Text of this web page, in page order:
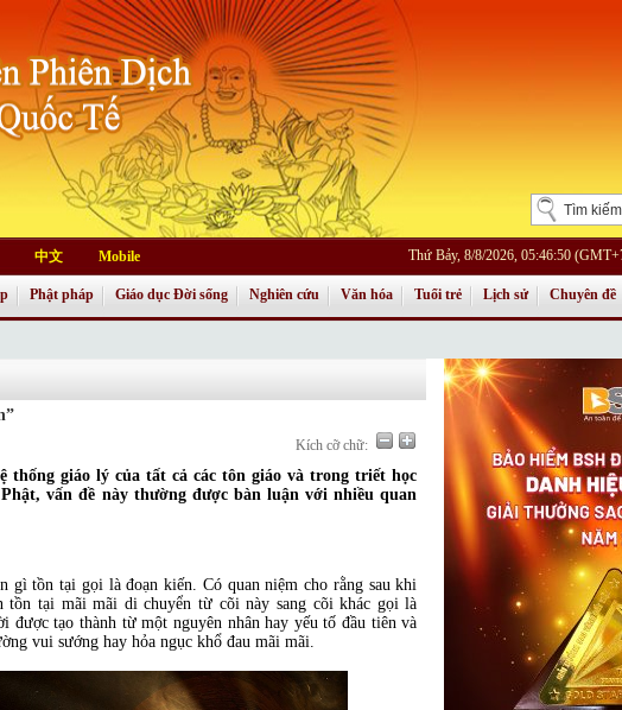
中文 Mobile Thứ Bảy, 8/8/2026, 05:46:50
Phật pháp Giáo dục Đời sống Nghiên cứu Văn hóa Tuổi trẻ Lịch sử Chuyên đề
Kích cỡ chữ:
thống giáo lý của tất cả các tôn giáo và trong triết học
vấn đề này thường được bàn luận với nhiều quan
gì tồn tại gọi là đoạn kiến. Có quan niệm cho rằng sau khi
tồn tại mãi mãi di chuyển từ cõi này sang cõi khác gọi là
được tạo thành từ một nguyên nhân hay yếu tố đầu tiên và
vui sướng hay hỏa ngục khổ đau mãi mãi.